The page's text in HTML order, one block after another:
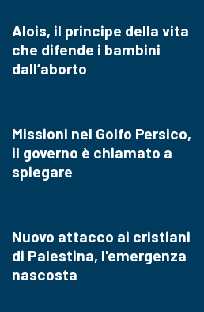
Alois, il principe della vita
che difende i bambini
dall’aborto
Missioni nel Golfo Persico,
il governo è chiamato a
spiegare
Nuovo attacco ai cristiani
di Palestina, l'emergenza
nascosta